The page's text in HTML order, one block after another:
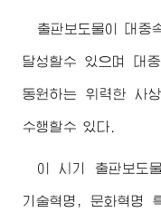
출판보도물이 대중
달성할수 있으며 대
동원하는 위력한 사
수행할수 있다.
이 시기 출판보도
기술혁명, 문화혁명